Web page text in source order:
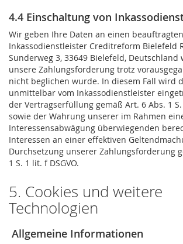
4.4 Einschaltung von
Wir geben Ihre Daten an einen beauftragten
Inkassodienstleister Creditreform Bielefeld
Sunderweg 3, 33649 Bielefeld, Deutschland
unsere Zahlungsforderung trotz
nicht beglichen wurde. In diesem Fall wird
unmittelbar vom Inkassodienstleister
der Vertragserfüllung gemäß Art. 6 Abs. 1 S.
sowie der Wahrung unserer im Rahmen
Interessensabwägung überwiegenden
Interessen an einer effektiven
Durchsetzung unserer Zahlungsforderung
1 S. 1 lit. f DSGVO.
5. Cookies und weitere
Technologien
Allgemeine Informationen